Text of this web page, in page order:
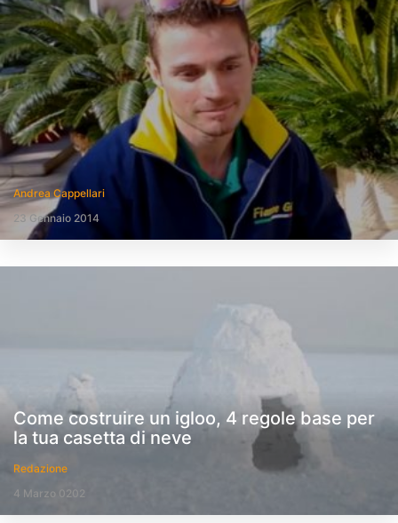
Andrea Cappellari
23 Gennaio 2014
Come costruire un igloo, 4 regole base per
la tua casetta di neve
Redazione
4 Marzo 0202